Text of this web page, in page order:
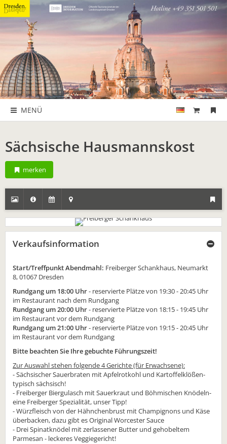
MENÜ
Sächsische Hausmannskost
merken
Verkaufsinformation
Start/Treffpunkt Abendmahl: Freiberger Schankhaus, Neumarkt
8, 01067 Dresden
Rundgang um 18:00 Uhr- reservierte Plätze von 19:30 - 20:45 Uhr
im Restaurant nach dem Rundgang
Rundgang um 20:00 Uhr- reservierte Plätze von 18:15 - 19:45 Uhr
im Restaurant vor dem Rundgang
Rundgang um 21:00 Uhr- reservierte Plätze von 19:15 - 20:45 Uhr
im Restaurant vor dem Rundgang
Bitte beachten Sie Ihre gebuchte Führungszeit!
Zur Auswahl stehen folgende 4 Gerichte (für Erwachsene):
- Sächsischer Sauerbraten mit Apfelrotkohl und Kartoffelklößen-
typisch sächsisch!
- Freiberger Biergulasch mit Sauerkraut und Böhmischen Knödeln-
eine Freiberger Spezialität, unser Tipp!
- Würzfleisch von der Hähnchenbrust mit Champignons und Käse
überbacken, dazu gibt es Original Worcester Sauce
- Drei Spinatknödel mit zerlassener Butter und gehobeltem
Parmesan - leckeres Veggiegericht!